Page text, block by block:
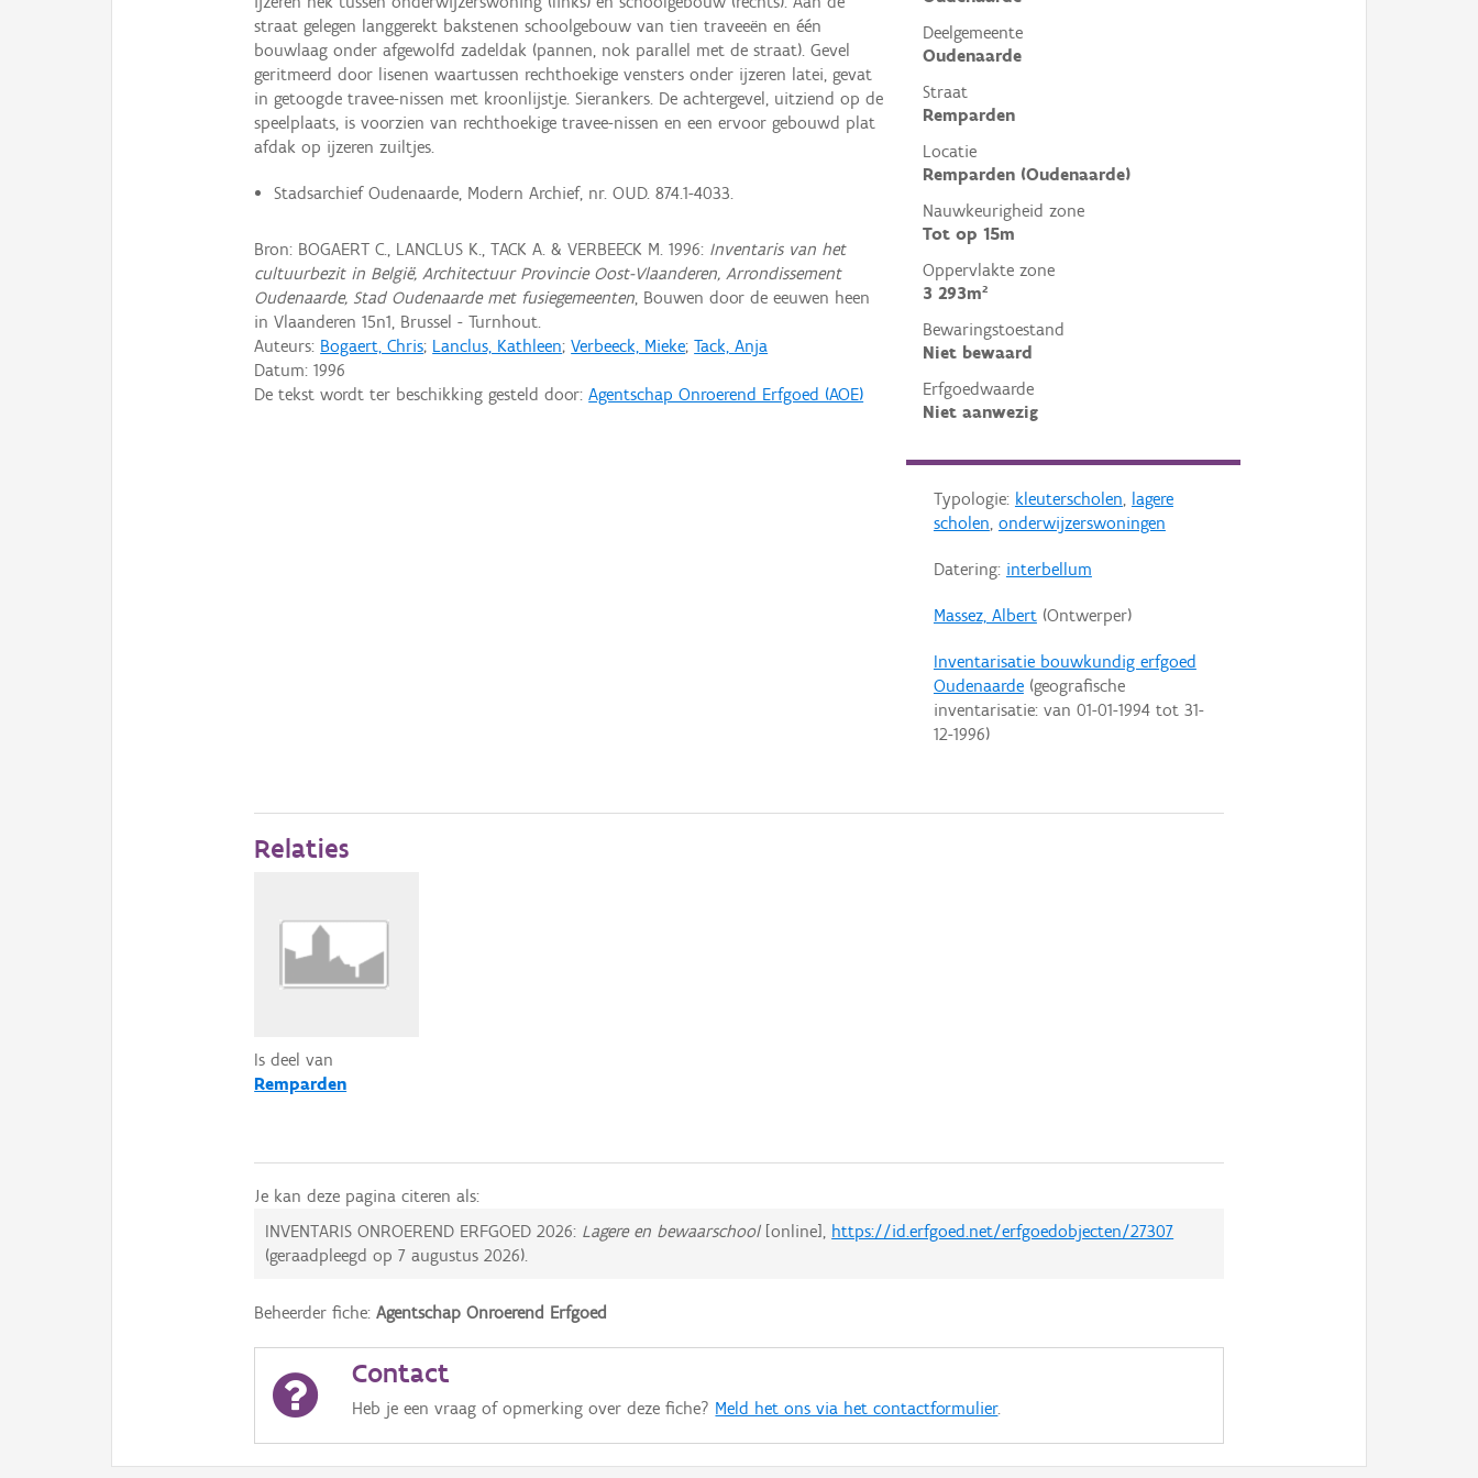
Deelgemeente
Oudenaarde
Straat
Remparden
Locatie
Remparden (Oudenaarde)
Nauwkeurigheid zone
Tot op 15m
Oppervlakte zone
3 293m²
Bewaringstoestand
Niet bewaard
Erfgoedwaarde
Niet aanwezig
Typologie: kleuterscholen, lagere
scholen, onderwijzerswoningen
Datering: interbellum
Massez, Albert(Ontwerper)
Inventarisatie bouwkundig erfgoed
Oudenaarde(geografische
inventarisatie: van 01-01-1994tot 31-
12-1996)
straat gelegen langgerekt bakstenen schoolgebouw van tien traveeën en één
bouwlaag onder afgewolfd zadeldak (pannen, nok parallel met de straat). Gevel
geritmeerd door lisenen waartussen rechthoekige vensters onder ijzeren latei, gevat
in getoogde travee-nissen met kroonlijstje. Sierankers. De achtergevel, uitziend op de
speelplaats, is voorzien van rechthoekige travee-nissen en een ervoor gebouwd plat
afdak op ijzeren zuiltjes.
Stadsarchief Oudenaarde, Modern Archief, nr. OUD. 874.1-4033.
Bron: BOGAERT C., LANCLUS K., TACK A. & VERBEECK M. 1996: Inventaris van het
cultuurbezit in België, Architectuur Provincie Oost-Vlaanderen, Arrondissement
Oudenaarde, Stad Oudenaarde met fusiegemeenten, Bouwen door de eeuwen heen
in Vlaanderen 15n1, Brussel - Turnhout.
Auteurs: Bogaert, Chris; Lanclus, Kathleen;Verbeeck, Mieke;Tack, Anja
Datum:1996
De tekst wordt ter beschikking gesteld door:Agentschap Onroerend Erfgoed (AOE)
Relaties
Is deel van
Remparden
Je kan deze pagina citeren als:
INVENTARIS ONROEREND ERFGOED 2026: Lagere en bewaarschool[online], https://id.erfgoed.net/erfgoedobjecten/27307
(geraadpleegd op7 augustus 2026).
Beheerder fiche:Agentschap Onroerend Erfgoed
Contact
Heb je een vraag of opmerking over deze fiche? Meld het ons via het contactformulier.